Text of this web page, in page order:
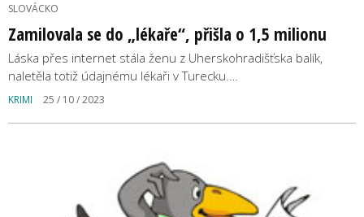
SLOVÁCKO
Zamilovala se do „lékaře“, přišla o 1,5 milionu
Láska přes internet stála ženu z Uherskohradišťska balík,
naletěla totiž údajnému lékaři v Turecku.…
KRIMI 25 / 10 / 2023